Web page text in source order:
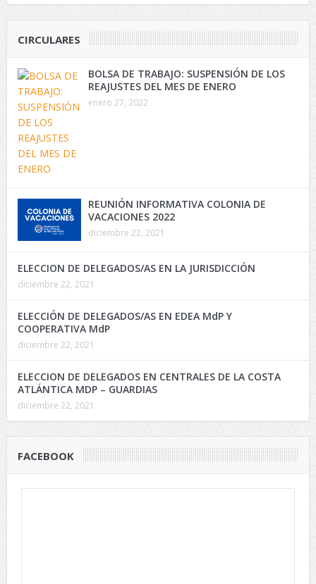
CIRCULARES
BOLSA DE TRABAJO: SUSPENSIÓN DE LOS
REAJUSTES DEL MES DE ENERO
enero 27, 2022
REUNIÓN INFORMATIVA COLONIA DE
VACACIONES 2022
diciembre 22, 2021
ELECCION DE DELEGADOS/AS EN LA JURISDICCIÓN
diciembre 22, 2021
ELECCIÓN DE DELEGADOS/AS EN EDEA MdP Y
COOPERATIVA MdP
diciembre 22, 2021
ELECCION DE DELEGADOS EN CENTRALES DE LA COSTA
ATLÁNTICA MDP – GUARDIAS
diciembre 22, 2021
FACEBOOK